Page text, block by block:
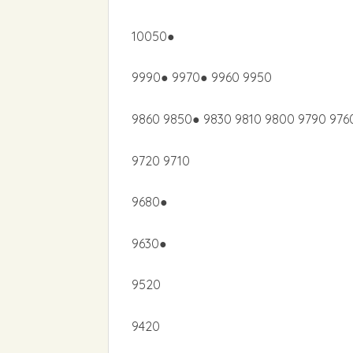
10050●
9990● 9970● 9960 9950
9860 9850● 9830 9810 9800 9790
9720 9710
9680●
9630●
9520
9420